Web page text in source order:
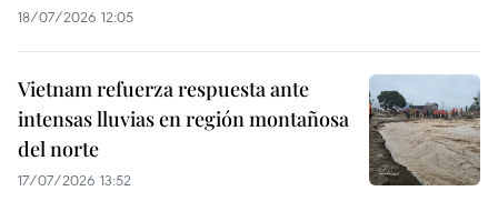
18/07/2026 12:05
Vietnam refuerza respuesta ante
intensas lluvias en región montañosa
del norte
17/07/2026 13:52